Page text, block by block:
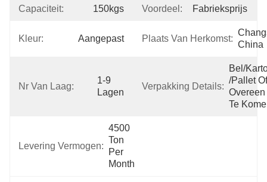
Capaciteit: 150kgs Voordeel: Fabrieksprijs
Kleur: Aangepast Plaats Van Herkomst:
China
Nr Van Laag:
1-9
Lagen
Verpakking Details:
Bel/
/pallet Of
Overeen
Te
Levering Vermogen:
4500
Ton
Per
Month